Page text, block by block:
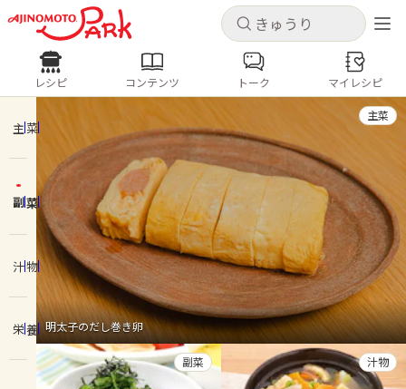
キャンセル
ログインするとレシピを保存できます
ログイン
ホーム
コンテンツ
レシピ
トーク
キャンセル
レシピ コンテンツ
人気の食材・レシピ
きゅうり なす トマト
とうもろこし
ピーマン
みょうが ゴーヤ
レシピ コンテンツ トーク マイレシピ
主菜
副菜
汁物
栄養 明太子のだし巻き卵
主菜
副菜 汁物